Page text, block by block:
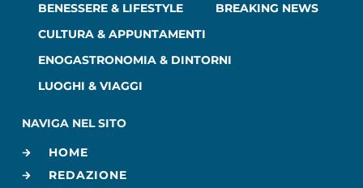
BENESSERE & LIFESTYLE
BREAKING NEWS
CULTURA & APPUNTAMENTI
ENOGASTRONOMIA & DINTORNI
LUOGHI & VIAGGI
NAVIGA NEL SITO
HOME
REDAZIONE